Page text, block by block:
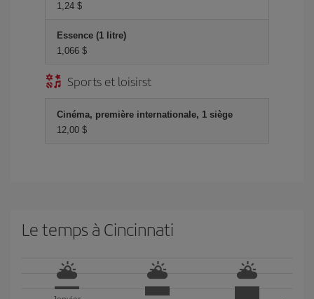
1,24 $
Essence (1 litre)
1,066 $
Sports et loisirst
Cinéma, première internationale, 1 siège
12,00 $
Le temps à Cincinnati